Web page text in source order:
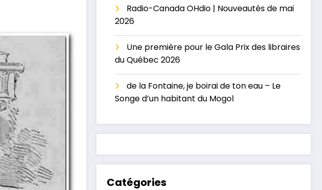
Radio-Canada OHdio | Nouveautés de mai
2026
Une première pour le Gala Prix des libraires
du Québec 2026
de la Fontaine, je boirai de ton eau – Le
Songe d’un habitant du Mogol
Catégories